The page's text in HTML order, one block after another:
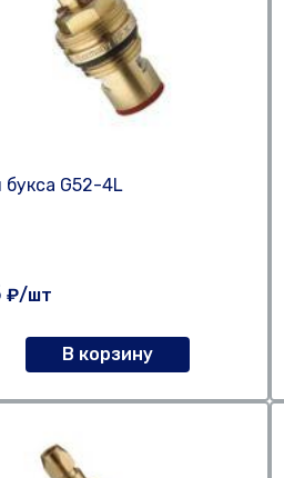
букса G52-4L
₽/шт
В корзину